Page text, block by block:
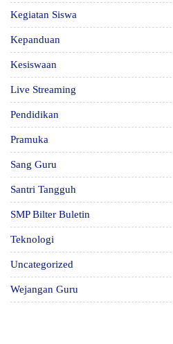
Kegiatan Siswa
Kepanduan
Kesiswaan
Live Streaming
Pendidikan
Pramuka
Sang Guru
Santri Tangguh
SMP Bilter Buletin
Teknologi
Uncategorized
Wejangan Guru